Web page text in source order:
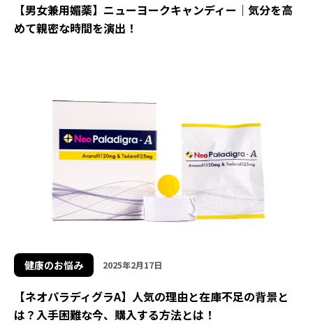
【男女兼用媚薬】ニューヨークキャンディー｜気分を高
めて親密な時間を演出！
健康のお悩み 2025年2月17日
【ネオパラディグラA】人気の理由と在庫不足の背景と
は？入手困難な今、購入する方法とは！